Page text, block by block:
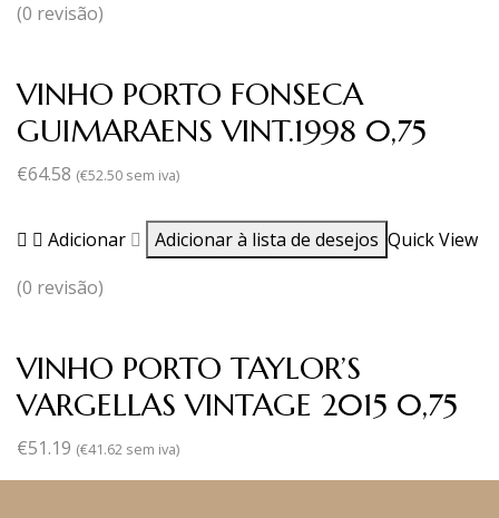
(0 revisão)
VINHO PORTO FONSECA
GUIMARAENS VINT.1998 0,75
€64.58 (€52.50 sem iva)
Adicionar Adicionar à lista de desejos Quick View
(0 revisão)
VINHO PORTO TAYLOR’S
VARGELLAS VINTAGE 2015 0,75
€51.19 (€41.62 sem iva)